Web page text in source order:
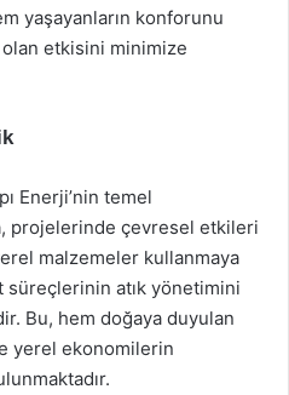
yaşayanların konforunu
etkisini minimize
Enerji’nin temel
projelerinde çevresel etkileri
malzemeler kullanmaya
atık yönetimini
Bu, hem doğaya duyulan
yerel ekonomilerin